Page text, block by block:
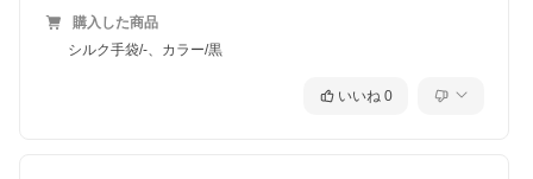
購入した商品
シルク手袋/-、カラー/黒
いいね 0